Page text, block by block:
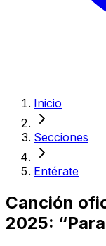
Inicio
Secciones
Entérate
Canción
2025: